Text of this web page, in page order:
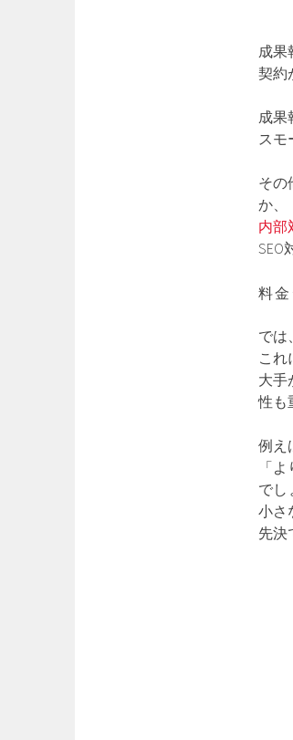
成果
契約
成果
スモ
その
か、
内部
SEO
料
では
これ
大手
性も
例え
「
でし
小さ
先決